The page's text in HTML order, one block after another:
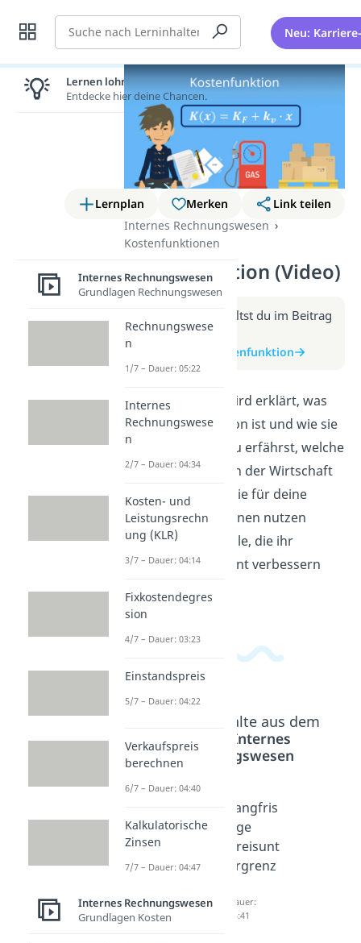
Suche Neu:
Lernplan Merken
Link teilen
Internes Rechnungswesen
Kostenfunktionen
Kostenfunktion (Video)
Weitere Infos erhältst du im Beitrag
zum Video
zum Beitrag: Kostenfunktion
In diesem Video wird erklärt, was
eine Kostenfunktion ist und wie sie
berechnet wird. Du erfährst, welche
Rolle sie im Bereich der Wirtschaft
spielt und wie du sie für deine
eigenen Kalkulationen nutzen
kannst. Ideal für alle, die ihr
Kostenmanagement verbessern
Beliebte Inhalte aus dem
Bereich
Internes
Rechnungswesen
unktion
und
Erlösfun
Dauer:
03:32
tige
ergrenz
Dauer:
Langfris
tige
Preisunt
ergrenz
Dauer:
04:41
Lernen lohnt sich!
Entdecke hier deine Chancen.
Internes Rechnungswesen
Grundlagen Rechnungswesen
Rechnungswese
n
1/7 – Dauer: 05:22
Internes
Rechnungswese
n
2/7 – Dauer: 04:34
Kosten- und
Leistungsrechn
ung (KLR)
3/7 – Dauer: 04:14
Fixkostendegres
sion
4/7 – Dauer: 03:23
Einstandspreis
5/7 – Dauer: 04:22
Verkaufspreis
berechnen
6/7 – Dauer: 04:40
Kalkulatorische
Zinsen
7/7 – Dauer: 04:47
Internes Rechnungswesen
Grundlagen Kosten